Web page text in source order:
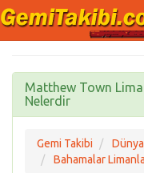
Matthew Town
Nelerdir
Gemi Takibi
Bahamalar